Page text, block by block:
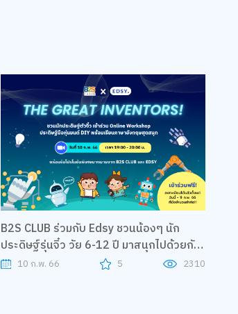
B2S CLUB ร่วมกับ Edsy ชวนน้องๆ นัก
ประดิษฐ์รุ่นจิ๋ว วัย 6-12 ปี มาสนุกไปด้วยกัน
กับกิจกรรม online workshop ‘The Great
10 ก.พ. 66 5 2310